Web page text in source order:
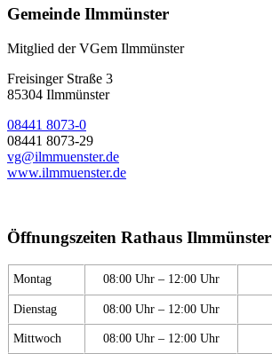
Gemeinde Ilmmünster
Mitglied der VGem Ilmmünster
Freisinger Straße 3
85304 Ilmmünster
08441 8073-0
08441 8073-29
vg@ilmmuenster.de
www.ilmmuenster.de
Öffnungszeiten Rathaus Ilmmünster
Montag 08:00 Uhr – 12:00 Uhr
Dienstag 08:00 Uhr – 12:00 Uhr
Mittwoch 08:00 Uhr – 12:00 Uhr